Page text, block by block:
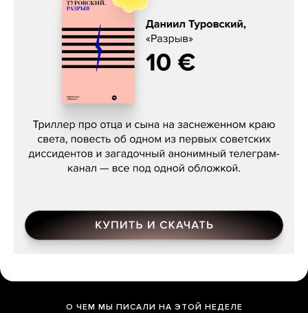
Даниил Туровский, «Разрыв»
О ЧЕМ МЫ ПИСАЛИ НА ЭТОЙ НЕДЕЛЕ